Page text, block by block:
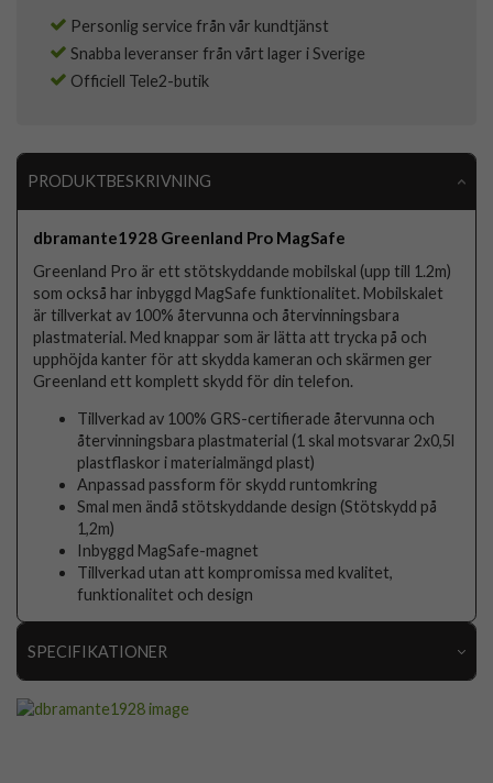
Personlig service från vår kundtjänst
Snabba leveranser från vårt lager i Sverige
Officiell Tele2-butik
PRODUKTBESKRIVNING
dbramante1928 Greenland Pro MagSafe
Greenland Pro är ett stötskyddande mobilskal (upp till 1.2m)
som också har inbyggd MagSafe funktionalitet. Mobilskalet
är tillverkat av 100% återvunna och återvinningsbara
plastmaterial. Med knappar som är lätta att trycka på och
upphöjda kanter för att skydda kameran och skärmen ger
Greenland ett komplett skydd för din telefon.
Tillverkad av 100% GRS-certifierade återvunna och
återvinningsbara plastmaterial (1 skal motsvarar 2x0,5l
plastflaskor i materialmängd plast)
Anpassad passform för skydd runtomkring
Smal men ändå stötskyddande design (Stötskydd på
1,2m)
Inbyggd MagSafe-magnet
Tillverkad utan att kompromissa med kvalitet,
funktionalitet och design
SPECIFIKATIONER